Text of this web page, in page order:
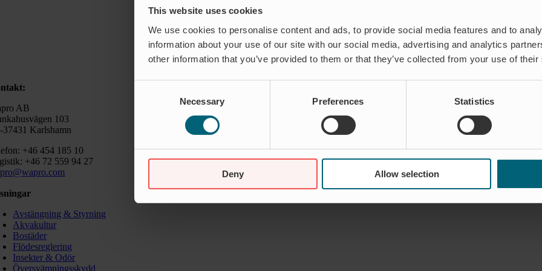
This website uses cookies
We use cookies to personalise content and ads, to provide social media features and to
information about your use of our site with our social media, advertising and analytics
other information that you’ve provided to them or that they’ve collected from your use of
Necessary Preferences Statistics
Deny Allow selection
AB
103
37431 Karlshamn
+46 454 185 10
+46 72 559 94 27
Avstängning & Styrning
Akvakultur
Bostäder
Flödesreglering
Insekter & Odör
Översvämningsskydd